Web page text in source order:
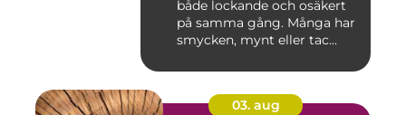
både lockande och osäkert
på samma gång. Många har
smycken, mynt eller tac...
03. aug